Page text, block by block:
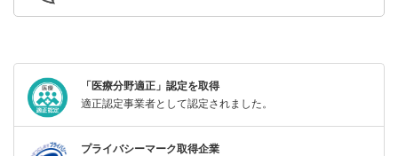
「医療分野適正」認定を取得
適正認定事業者として認定されました。
プライバシーマーク取得企業